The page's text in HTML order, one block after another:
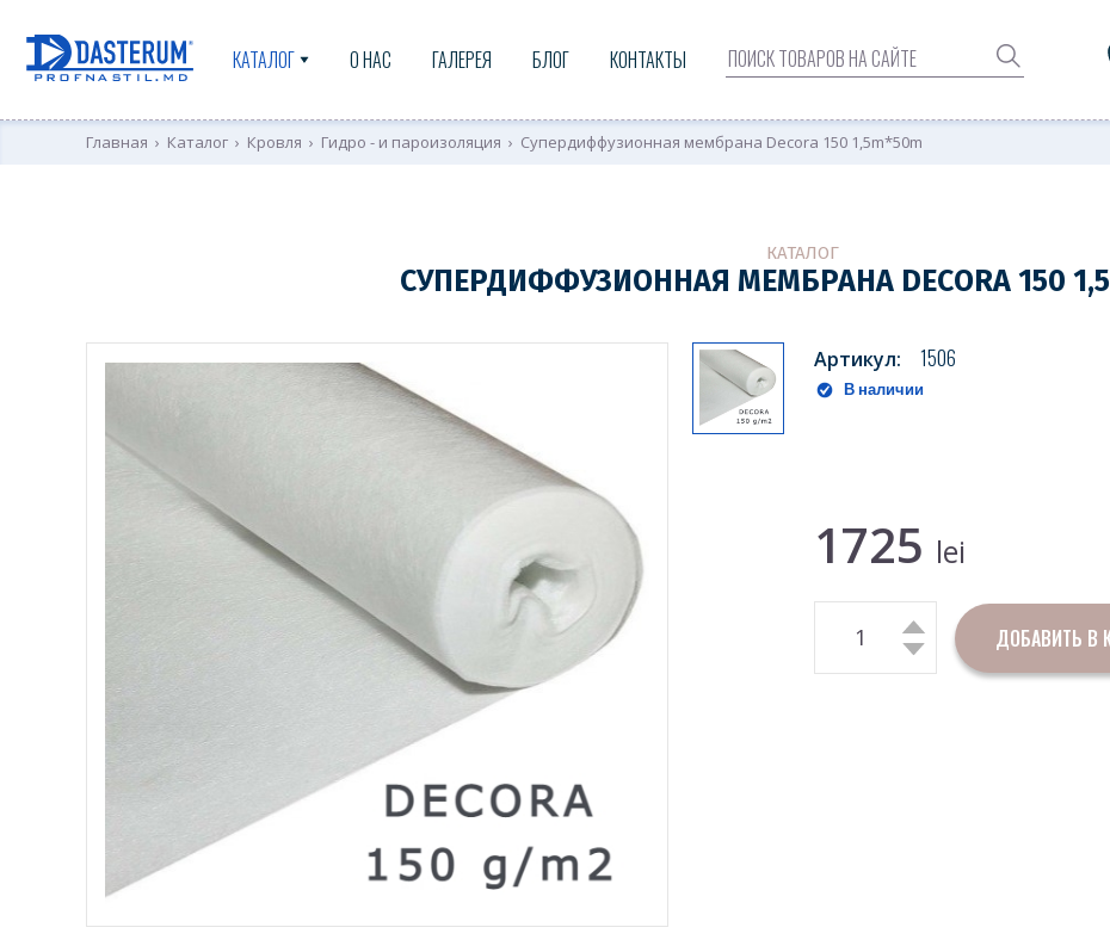
КАТАЛОГ О НАС ГАЛЕРЕЯ БЛОГ КОНТАКТЫ
Главная › Каталог › Кровля › Гидро - и пароизоляция › Супердиффузионная мембрана Decora 150 1,5m*50m
КАТАЛОГ
СУПЕРДИФФУЗИОННАЯ МЕМБРАНА DECORA 150
Артикул: 1506
В наличии
1725 lei
ДОБАВИТЬ В